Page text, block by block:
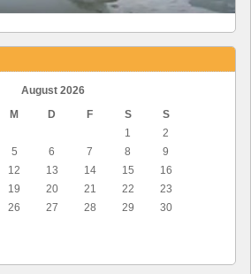
August 2026
M D F S
S
1
2
5 6 7 8
9
12 13 14 15
16
19 20 21 22
23
26 27 28 29
30